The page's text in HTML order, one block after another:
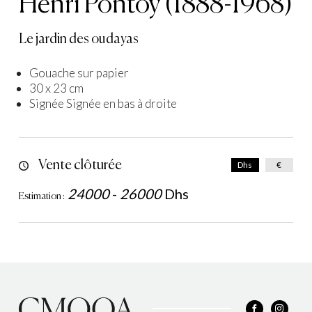
Henri Pontoy (1888-1968)
Le jardin des oudayas
Gouache sur papier
30 x 23 cm
Signée Signée en bas à droite
Vente clôturée
Estimation : 24000- 26000 Dhs
Dhs €